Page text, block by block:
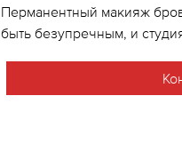
Перманентный макияж
быть безупречным, и